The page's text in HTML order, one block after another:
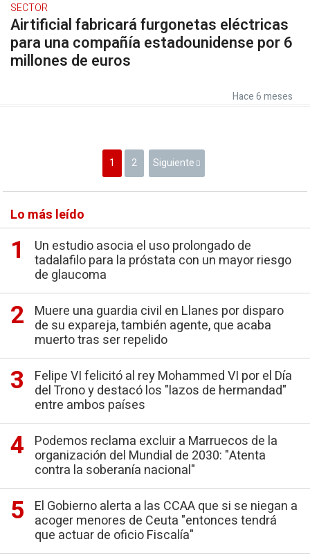
SECTOR
Airtificial fabricará furgonetas eléctricas
para una compañía estadounidense por 6
millones de euros
Hace 6 meses
1 2 Siguiente
Lo más leído
Un estudio asocia el uso prolongado de
tadalafilo para la próstata con un mayor riesgo
de glaucoma
Muere una guardia civil en Llanes por disparo
de su expareja, también agente, que acaba
muerto tras ser repelido
Felipe VI felicitó al rey Mohammed VI por el Día
del Trono y destacó los "lazos de hermandad"
entre ambos países
Podemos reclama excluir a Marruecos de la
organización del Mundial de 2030: "Atenta
contra la soberanía nacional"
El Gobierno alerta a las CCAA que si se niegan a
acoger menores de Ceuta "entonces tendrá
que actuar de oficio Fiscalía"